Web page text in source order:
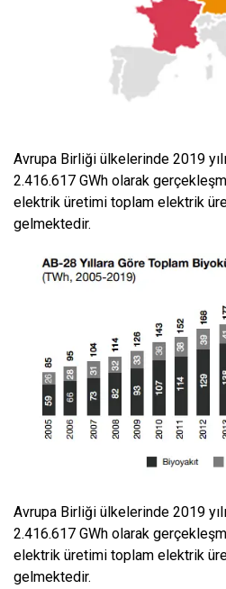
Avrupa Birliği ülkelerinde 2019
2.416.617 GWh olarak
elektrik üretimi toplam elektrik
gelmektedir.
Avrupa Birliği ülkelerinde 2019
2.416.617 GWh olarak
elektrik üretimi toplam elektrik
gelmektedir.